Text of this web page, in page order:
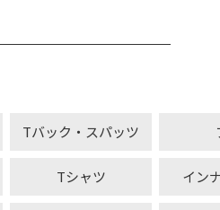
Tバック・スパッツ
Tシャツ イン